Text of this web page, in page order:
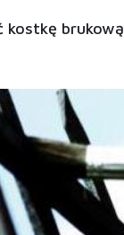
kostkę brukową